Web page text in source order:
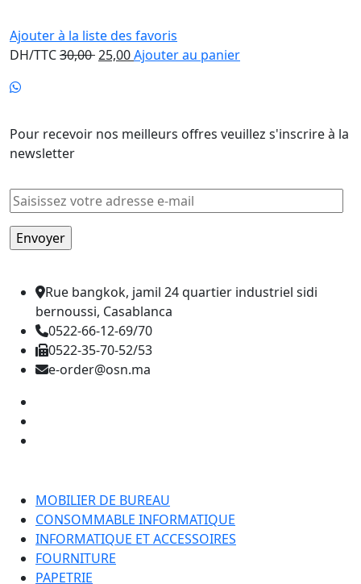
Ajouter à la liste des favoris
DH/TTC30,00 Le
30,00 .
25,00Le
25,00 .
Ajouter au panier
Pour recevoir nos meilleurs offres veuillez s'inscrire à la
newsletter
Rue bangkok, jamil 24 quartier industriel sidi
bernoussi, Casablanca
0522-66-12-69/70
0522-35-70-52/53
e-order@osn.ma
MOBILIER DE BUREAU
CONSOMMABLE INFORMATIQUE
INFORMATIQUE ET ACCESSOIRES
FOURNITURE
PAPETRIE